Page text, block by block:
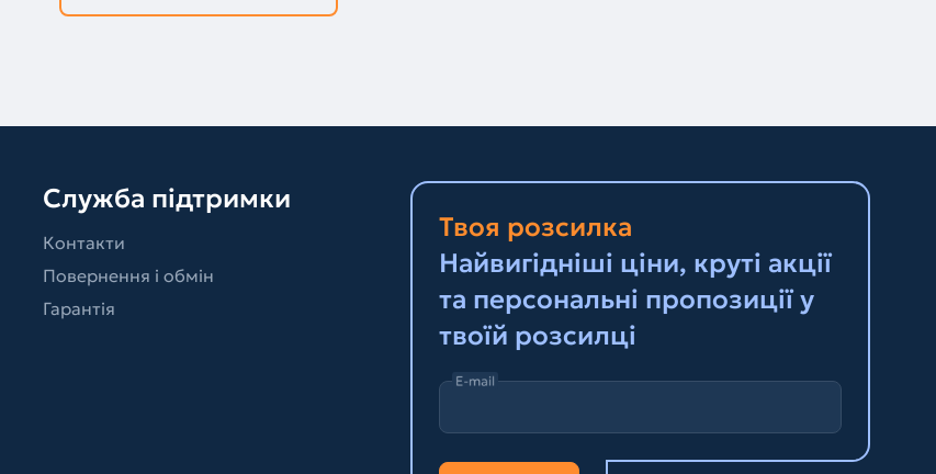
Служба підтримки
Контакти
Повернення і обмін
Гарантія
Твоя розсилка
Найвигідніші ціни, круті акції
та персональні пропозиції у
твоїй розсилці
E-mail